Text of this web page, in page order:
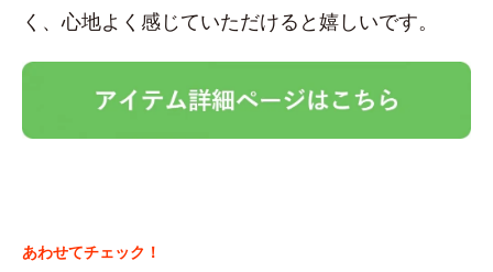
く、心地よく感じていただけると嬉しいです。
あわせてチェック！